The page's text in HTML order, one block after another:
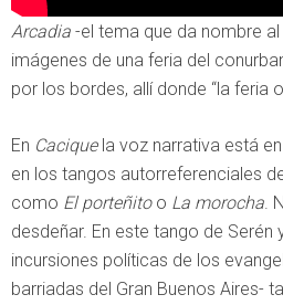
Arcadia -el tema que da nombre
imágenes de una feria del
por los bordes, allí donde “la feria
En Caciquela voz narrativa está
en los tangos autorreferenciales
como El porteñitoo La morocha .
desdeñar. En este tango de Serén
incursiones políticas de los
barriadas del Gran Buenos Aires-